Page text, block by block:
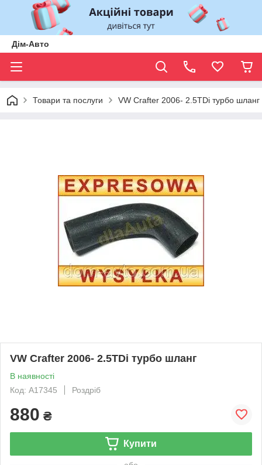
Дім-Авто
Товари та послуги VW Crafter 2006- 2.5TDi турбо шланг
VW Crafter 2006- 2.5TDi турбо шланг
В наявності
Код: A17345
Роздріб
880 ₴
Купити